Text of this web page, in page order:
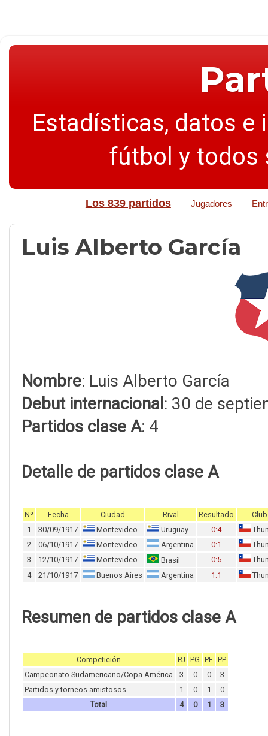
Estadísticas, datos e
fútbol y todos
Los 839 partidos Jugadores
Luis Alberto García
Nombre: Luis Alberto García
Debut internacional : 30 de
Partidos clase A: 4
Detalle de partidos clase A
Nº Fecha Ciudad Rival Resultado
Club
1
30/09/1917 Montevideo Uruguay 0:4
2
06/10/1917 Montevideo Argentina 0:1
3
12/10/1917 Montevideo Brasil 0:5
4
21/10/1917 Buenos Aires Argentina 1:1
Resumen de partidos clase A
Competición PJ PG PE PP
Campeonato Sudamericano/Copa América
3 0 0
3
Partidos y torneos amistosos
1 0 1
0
Total
4 0 1 3